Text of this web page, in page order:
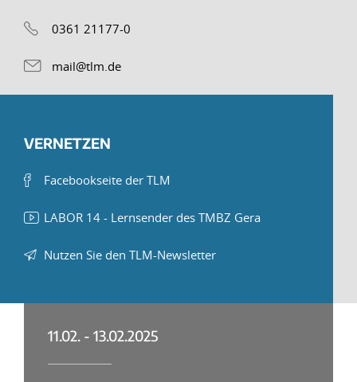
0361 21177-0
mail@tlm.de
VERNETZEN
Facebookseite der TLM
LABOR 14 - Lernsender des TMBZ Gera
Nutzen Sie den TLM-Newsletter
11.02. - 13.02.2025